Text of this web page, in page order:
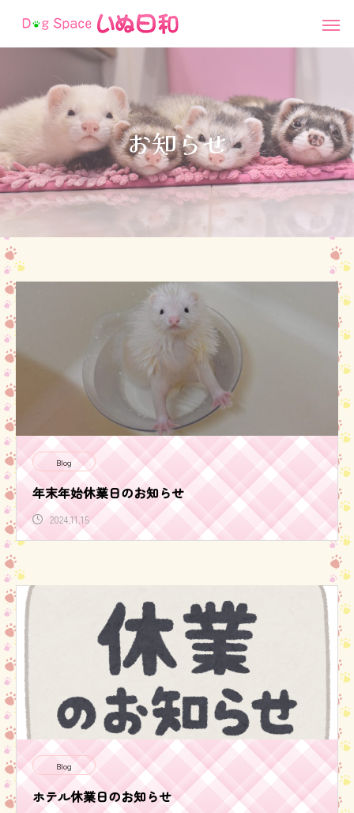
お知らせ
Blog
年末年始休業日のお知らせ
2024.11.15
Blog
ホテル休業日のお知らせ